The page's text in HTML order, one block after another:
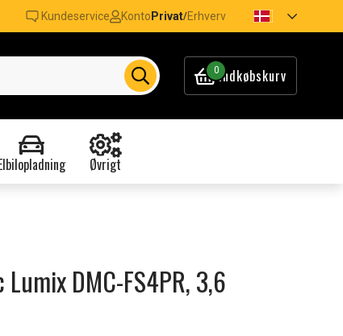
Kundeservice Konto Privat/Erhverv
0Indkøbskurv
Øvrigt
DMC-FS4PR, 3,6